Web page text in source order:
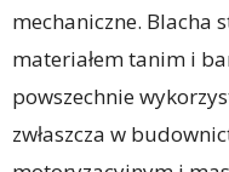
mechaniczne. Blacha
materiałem tanim i
powszechnie
zwłaszcza w